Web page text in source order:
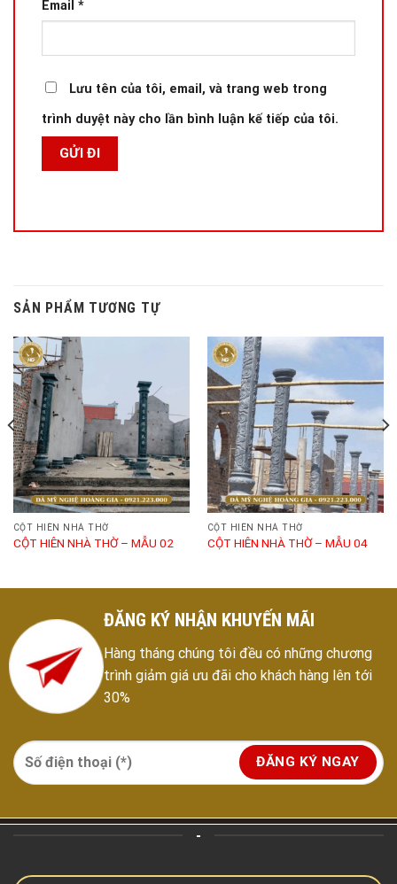
Email *
Lưu tên của tôi, email, và trang web trong
trình duyệt này cho lần bình luận kế tiếp của tôi.
SẢN PHẨM TƯƠNG TỰ
CỘT HIÊN NHÀ THỜ
CỘT HIÊN NHÀ THỜ – MẪU 02
CỘT HIÊN NHÀ THỜ
CỘT HIÊN NHÀ THỜ – MẪU 04
ĐĂNG KÝ NHẬN KHUYẾN MÃI
Hàng tháng chúng tôi đều có những chương
trình giảm giá ưu đãi cho khách hàng lên tới
30%
-